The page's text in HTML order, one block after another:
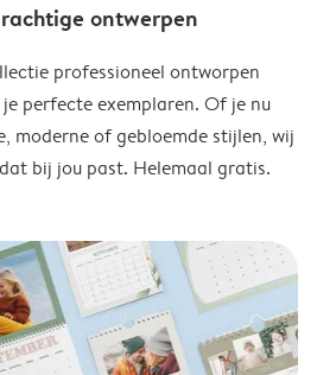
ontwerpen
professioneel ontworpen
perfecte exemplaren. Of je nu
moderne of gebloemde stijlen, wij
bij jou past. Helemaal gratis.